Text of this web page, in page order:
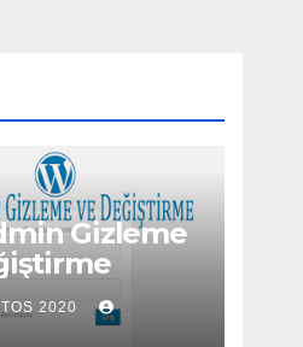
Gizleme
2020